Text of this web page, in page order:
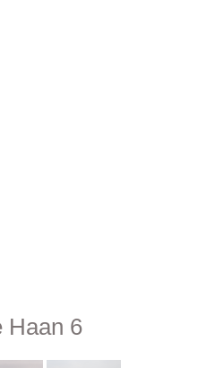
Haan 6